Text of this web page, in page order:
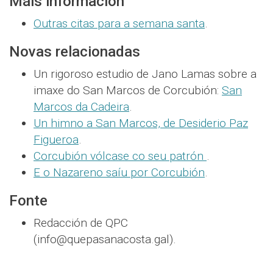
Outras citas para a semana santa.
Novas relacionadas
Un rigoroso estudio de Jano Lamas sobre a
imaxe do San Marcos de Corcubión: San
Marcos da Cadeira.
Un himno a San Marcos, de Desiderio Paz
Figueroa.
Corcubión vólcase co seu patrón .
E o Nazareno saíu por Corcubión.
Fonte
Redacción de QPC
(info@quepasanacosta.gal).